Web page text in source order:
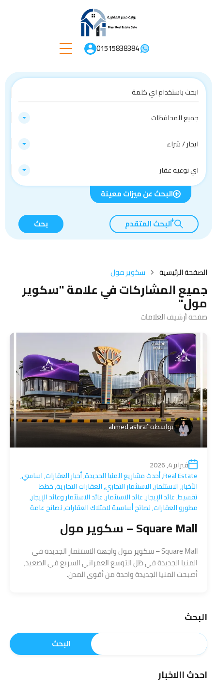
01515838384
جميع المحافظات
ايجار / شراء
اي نوعيه عقار
البحث عن ميزات معينة
البحث المتقدم بحث
الصفحة الرئيسية سكوير مول
جميع المشاركات في علامة "سكوير
مول"
صفحة أرشيف العلامات
بواسطةahmed ashraf
فبراير 4, 2026
Real Estate
,أحدث مشاريع المنيا الجديدة,أخبار العقارات,اساسي,
الأخبار,الاستثمار,الاستثمار التجاري,العقارات التجارية,خطط
تقسيط,عائد الإيجار,عائد الاستثمار,عائد الاستثمار وعائد الإيجار,
مطورو العقارات,نصائح أساسية لامتلاك العقارات,نصائح عامة
Square Mall – سكوير مول
Square Mall – سكوير مول واجهة الاستثمار الجديدة في
المنيا الجديدة في ظل التوسع العمراني السريع في الصعيد،
أصبحت المنيا الجديدة واحدة من أقوى المدن.
البحث
البحث
احدث االاخبار